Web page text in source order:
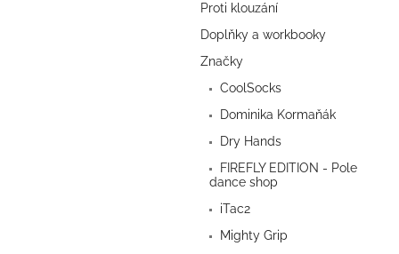
Proti klouzání
Doplňky a workbooky
Značky
CoolSocks
Dominika Kormaňák
Dry Hands
FIREFLY EDITION - Pole
dance shop
iTac2
Mighty Grip